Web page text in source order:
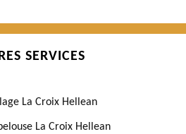
SERVICES
La Croix Hellean
La Croix Hellean